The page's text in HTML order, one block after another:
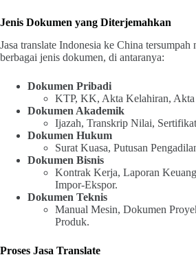
Jenis Dokumen yang Diterjemahkan
Jasa translate Indonesia ke China tersumpah
berbagai jenis dokumen, di antaranya:
Dokumen Pribadi
KTP, KK, Akta Kelahiran, Akta
Dokumen Akademik
Ijazah, Transkrip Nilai,
Dokumen Hukum
Surat Kuasa, Putusan
Dokumen Bisnis
Kontrak Kerja, Laporan
Impor-Ekspor.
Dokumen Teknis
Manual Mesin, Dokumen
Produk.
Proses Jasa Translate